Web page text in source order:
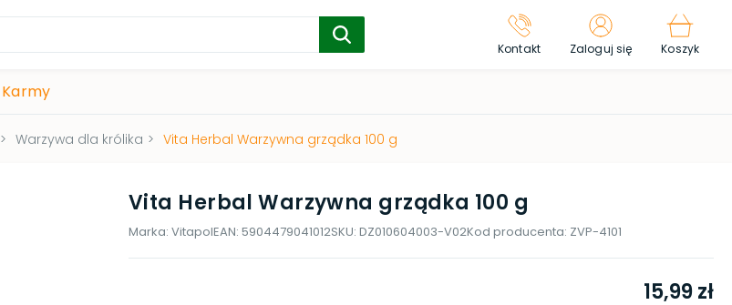
Kontakt Zaloguj się Koszyk
Karmy
> Warzywa dla królika > Vita Herbal Warzywna grządka 100 g
Vita Herbal Warzywna grządka 100 g
Marka: VitapolEAN: 5904479041012SKU: DZ010604003-V02Kod producenta: ZVP-4101
15,99 zł